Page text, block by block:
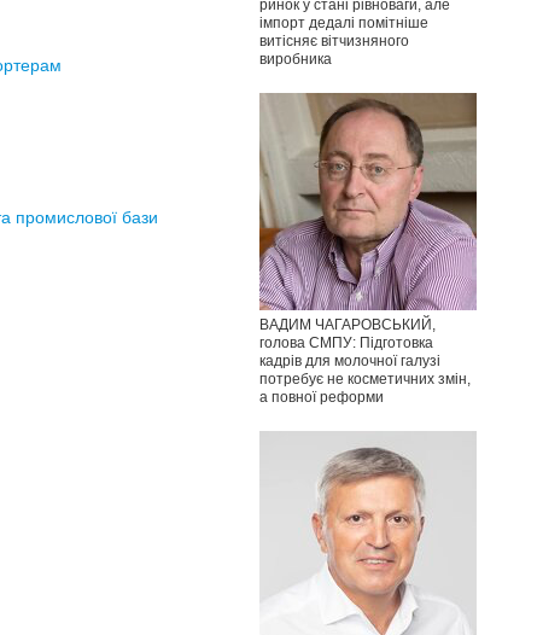
промислової бази
ринок у стані рівноваги, але
імпорт дедалі помітніше
витісняє вітчизняного
виробника
ВАДИМ ЧАГАРОВСЬКИЙ,
голова СМПУ: Підготовка
кадрів для молочної галузі
потребує не косметичних змін,
а повної реформи